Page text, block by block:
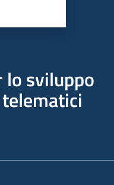
lo sviluppo